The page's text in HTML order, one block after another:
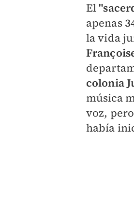
El
apenas
la vida
colonia
música
voz,
había